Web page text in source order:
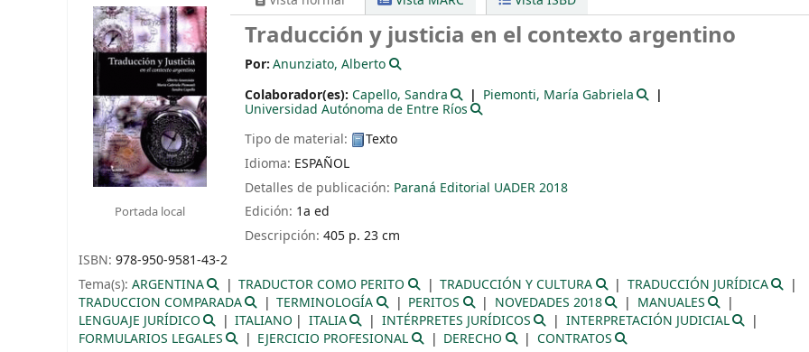
Portada local
Traducción y justicia en el contexto argentino
Por:Anunziato, Alberto
Colaborador(es): Capello, Sandra Piemonti, María Gabriela
Universidad Autónoma de Entre Ríos
Tipo de material:
Texto
Idioma: ESPAÑOL
Detalles de publicación: Paraná Editorial UADER2018
Edición: 1a ed
Descripción: 405 p. 23 cm
ISBN: 978-950-9581-43-2
Tema(s): ARGENTINA TRADUCTOR COMO PERITO TRADUCCIÓN Y CULTURA
TRADUCCIÓN JURÍDICA
TRADUCCION COMPARADA
TERMINOLOGÍA PERITOS NOVEDADES 2018
MANUALES
LENGUAJE JURÍDICO
ITALIANO ITALIA INTÉRPRETES JURÍDICOS
INTERPRETACIÓN JUDICIAL
FORMULARIOS LEGALES
EJERCICIO PROFESIONAL DERECHO
CONTRATOS